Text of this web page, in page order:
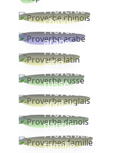
Proverbe
chinois
Proverbe
arabe
Proverbe
latin
Proverbe
russe
Proverbe
anglais
Proverbe
danois
Proverbes
famille